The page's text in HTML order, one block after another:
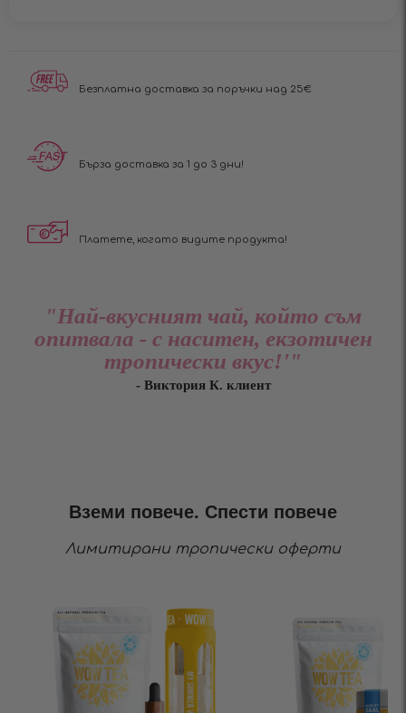
Безплатна доставка за поръчки над 25€
Бърза доставка за 1 до 3 дни!
Платете, когато видите продукта!
"Най-вкусният чай, който съм
опитвала - с наситен, екзотичен
тропически вкус!'"
- Виктория К. клиент
Вземи повече. Спести повече
Лимитирани тропически оферти